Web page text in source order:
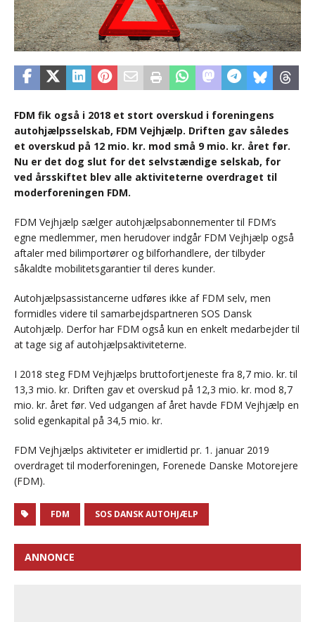
FDM fik også i 2018 et stort overskud i foreningens
autohjælpsselskab, FDM Vejhjælp. Driften gav således
et overskud på 12 mio. kr. mod små 9 mio. kr. året før.
Nu er det dog slut for det selvstændige selskab, for
ved årsskiftet blev alle aktiviteterne overdraget til
moderforeningen FDM.
FDM Vejhjælp sælger autohjælpsabonnementer til FDM’s
egne medlemmer, men herudover indgår FDM Vejhjælp også
aftaler med bilimportører og bilforhandlere, der tilbyder
såkaldte mobilitetsgarantier til deres kunder.
Autohjælpsassistancerne udføres ikke af FDM selv, men
formidles videre til samarbejdspartneren SOS Dansk
Autohjælp. Derfor har FDM også kun en enkelt medarbejder til
at tage sig af autohjælpsaktiviteterne.
I 2018 steg FDM Vejhjælps bruttofortjeneste fra 8,7 mio. kr. til
13,3 mio. kr. Driften gav et overskud på 12,3 mio. kr. mod 8,7
mio. kr. året før. Ved udgangen af året havde FDM Vejhjælp en
solid egenkapital på 34,5 mio. kr.
FDM Vejhjælps aktiviteter er imidlertid pr. 1. januar 2019
overdraget til moderforeningen, Forenede Danske Motorejere
(FDM).
FDM SOS DANSK AUTOHJÆLP
ANNONCE